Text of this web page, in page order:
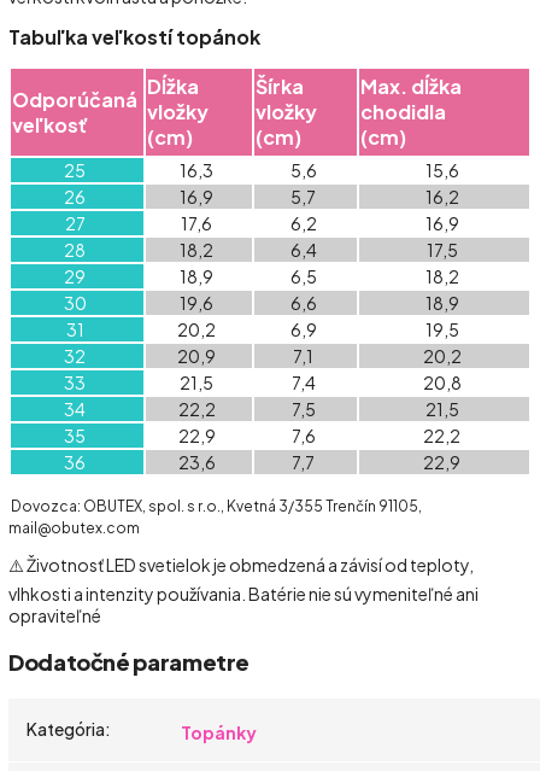
Tabuľka veľkostí topánok
Odporúčaná
veľkosť
Dĺžka
vložky
(cm)
Šírka
vložky
(cm)
Max. dĺžka
chodidla
(cm)
25 16,3 5,6
15,6
26
16,9 5,7
16,2
27
17,6 6,2
16,9
28
18,2 6,4
17,5
29
18,9 6,5
18,2
30
19,6 6,6
18,9
31
20,2 6,9
19,5
32
20,9 7,1
20,2
33
21,5 7,4
20,8
34
22,2 7,5
21,5
35
22,9 7,6
22,2
36
23,6 7,7 22,9
Dovozca: OBUTEX, spol. s r.o., Kvetná 3/355 Trenčín 91105,
mail@obutex.com
⚠️ Životnosť LED svetielok je obmedzená a závisí od teploty,
vlhkosti a intenzity používania. Batérie nie sú vymeniteľné ani
opraviteľné
Dodatočné parametre
Kategória: Topánky